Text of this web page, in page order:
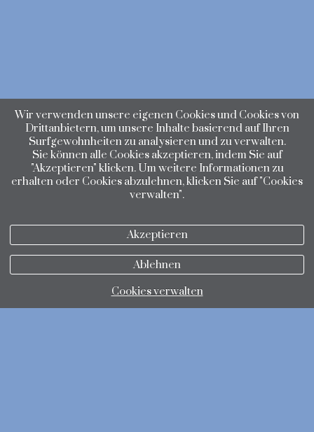
Wir verwenden unsere eigenen Cookies und Cookies von
Drittanbietern, um unsere Inhalte basierend auf Ihren
Surfgewohnheiten zu analysieren und zu verwalten.
Sie können alle Cookies akzeptieren, indem Sie auf
"Akzeptieren" klicken. Um weitere Informationen zu
erhalten oder Cookies abzulehnen, klicken Sie auf "Cookies
verwalten".
Akzeptieren
Ablehnen
Cookies verwalten